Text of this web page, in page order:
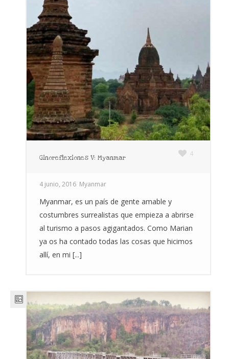
Ginoreflexiones V: Myanmar 4
4 junio, 2016 Myanmar
Myanmar, es un país de gente amable y
costumbres surrealistas que empieza a abrirse
al turismo a pasos agigantados. Como Marian
ya os ha contado todas las cosas que hicimos
allí, en mi [...]